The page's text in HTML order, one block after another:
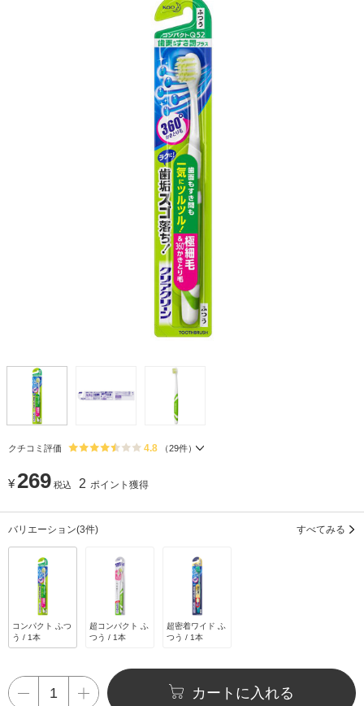
クチコミ評価 4.8 （29件）
¥ 269 税込 2 ポイント獲得
バリエーション(3件) すべてみる
コンパクト ふつ
う / 1本
超コンパクト ふ
つう / 1本
超密着ワイド ふ
つう / 1本
カートに入れる